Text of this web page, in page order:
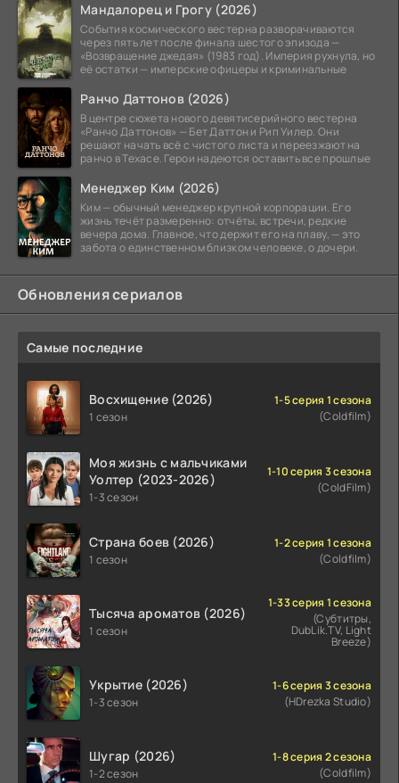
Мандалорец и Грогу (2026)
События космического вестерна разворачиваются
через пять лет после финала шестого эпизода —
«Возвращение джедая» (1983 год). Империя рухнула, но
её остатки — имперские офицеры и криминальные
Ранчо Даттонов (2026)
В центре сюжета нового девятисерийного вестерна
«Ранчо Даттонов» — Бет Даттон и Рип Уилер. Они
решают начать всё с чистого листа и переезжают на
ранчо в Техасе. Герои надеются оставить все прошлые
Менеджер Ким (2026)
Ким — обычный менеджер крупной корпорации. Его
жизнь течёт размеренно: отчёты, встречи, редкие
вечера дома. Главное, что держит его на плаву, — это
забота о единственном близком человеке, о дочери.
Обновления сериалов
Самые последние
Восхищение (2026)
1 сезон
1-5 серия 1 сезона
(Coldfilm)
Моя жизнь с мальчиками
Уолтер (2023-2026)
1-3 сезон
1-10 серия 3 сезона
(ColdFilm)
Страна боев (2026)
1 сезон
1-2 серия 1 сезона
(Coldfilm)
Тысяча ароматов (2026)
1 сезон
1-33 серия 1 сезона
(Субтитры,
DubLik.TV, Light
Breeze)
Укрытие (2026)
1-3 сезон
1-6 серия 3 сезона
(HDrezka Studio)
Шугар (2026)
1-2 сезон
1-8 серия 2 сезона
(Coldfilm)